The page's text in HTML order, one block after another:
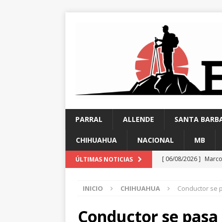
PARRAL ALLENDE SANTA
CHIHUAHUA NACIONAL MB
ÚLTIMAS NOTICIAS [ 06/08/2026 ]
[ 05/08/2026 ]
requiere al menos
INICIO CHIHUAHUA Conductor se
Conductor se